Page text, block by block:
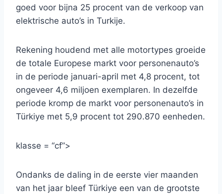
goed voor bijna 25 procent van de verkoop van
elektrische auto’s in Turkije.
Rekening houdend met alle motortypes groeide
de totale Europese markt voor personenauto’s
in de periode januari-april met 4,8 procent, tot
ongeveer 4,6 miljoen exemplaren. In dezelfde
periode kromp de markt voor personenauto’s in
Türkiye met 5,9 procent tot 290.870 eenheden.
klasse = “cf”>
Ondanks de daling in de eerste vier maanden
van het jaar bleef Türkiye een van de grootste